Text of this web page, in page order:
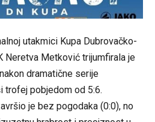
utakmici Kupa Dubrovačko-
Neretva Metković trijumfirala je
dramatične serije
trofej pobjedom od 5:6.
je bez pogodaka (0:0), no